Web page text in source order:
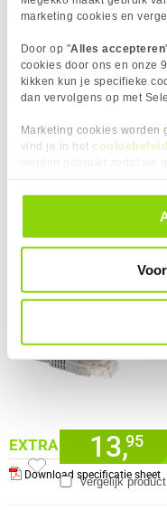
marketing cookies en
Door op "Alles accepteren
cookies door ons en onze
kikken kun je specifieke
dan vervolgens op met
Marketing cookies worden
vind je in het cookiebeleid
alle cookies. Je kunt je
door in de footer van onze
Vendorcode
Kleur Product: Grijs
Kabel lengte
Kabelmantel
Kleurnummer
Max. werktemperatuur
Min. werktemperatuur
Steekcycli
Artikelnr
EXTRA INFORMATIE
Download specificatie sheet
Vergelijk product
4,95
CAT6A patchkabel met RJ45
Vergelijk product
13,95